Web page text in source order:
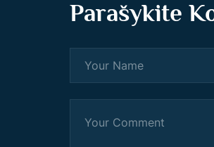
Parašykite